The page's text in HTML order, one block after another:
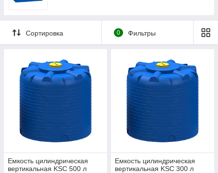
Сортировка 0 Фильтры
Емкость цилиндрическая
вертикальная KSC 500 л
Емкость цилиндрическая
вертикальная KSC 300 л